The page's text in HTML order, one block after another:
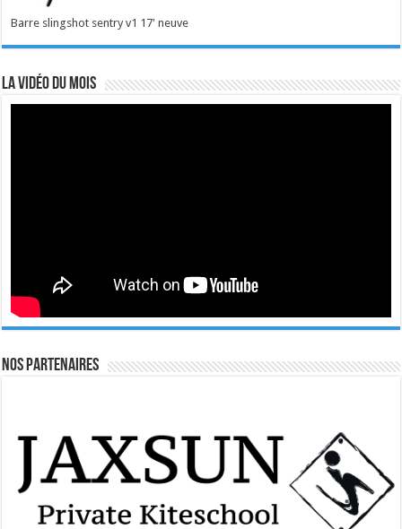
Barre slingshot sentry v1 17' neuve
La vidéo du mois
Nos Partenaires